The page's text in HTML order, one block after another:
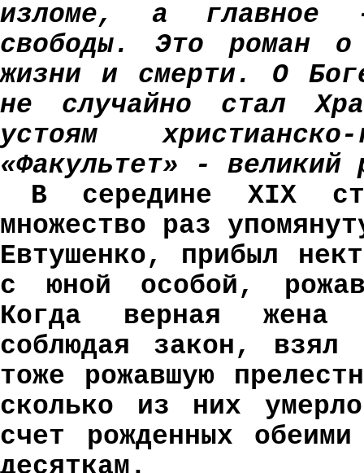
изломе, а главное
свободы. Это роман
жизни и смерти. О
не случайно стал
устоям
«Факультет» - великий
В середине XIX
множество раз
Евтушенко, прибыл
с юной особой,
Когда верная жена
соблюдая закон,
тоже рожавшую
сколько из них
счет рожденных
десяткам.